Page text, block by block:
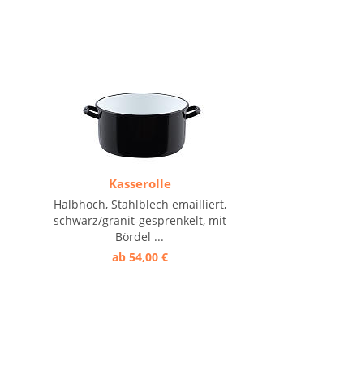
Kasserolle
Halbhoch, Stahlblech emailliert,
schwarz/granit-gesprenkelt, mit
Bördel ...
ab 54,00 €